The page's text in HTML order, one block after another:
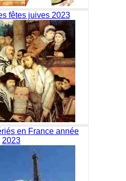
fêtes juives 2023
en France année
2023